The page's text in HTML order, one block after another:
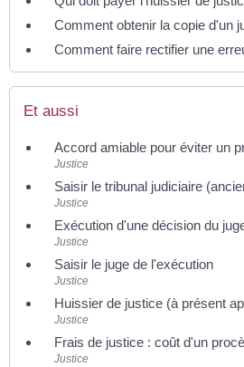
Comment obtenir la copie d'un
Comment faire rectifier une
Et aussi
Accord amiable pour éviter un
Justice
Saisir le tribunal judiciaire
Justice
Exécution d'une décision du
Justice
Saisir le juge de l'exécution
Justice
Huissier de justice (à présent
Justice
Frais de justice : coût d'un
Justice